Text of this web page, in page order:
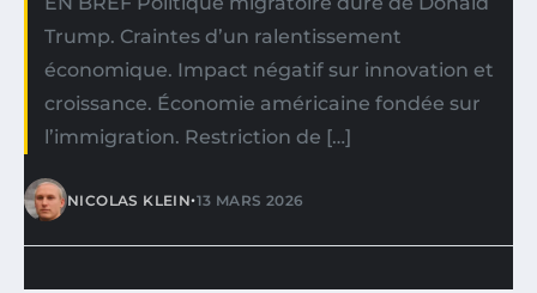
Trump. Craintes d’un ralentissement
économique. Impact négatif sur innovation et
croissance. Économie américaine fondée sur
l’immigration. Restriction de […]
NICOLAS KLEIN•13 MARS 2026